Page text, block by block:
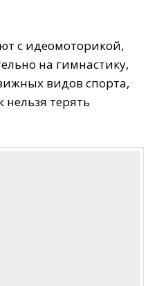
с идеомоторикой,
на гимнастику,
видов спорта,
нельзя терять